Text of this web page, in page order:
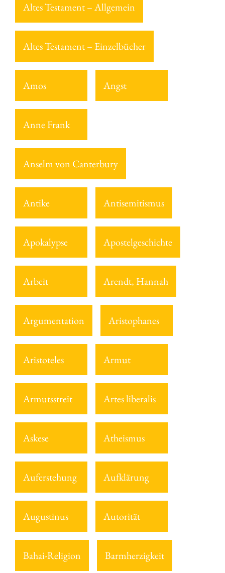
Altes Testament – Allgemein
Altes Testament – Einzelbücher
Amos Angst
Anne Frank
Anselm von Canterbury
Antike Antisemitismus
Apokalypse Apostelgeschichte
Arbeit Arendt, Hannah
Argumentation Aristophanes
Aristoteles Armut
Armutsstreit Artes liberalis
Askese Atheismus
Auferstehung Aufklärung
Augustinus Autorität
Bahai-Religion Barmherzigkeit